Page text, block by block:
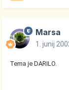
Marsa
1. junij
Tema je DARILO.